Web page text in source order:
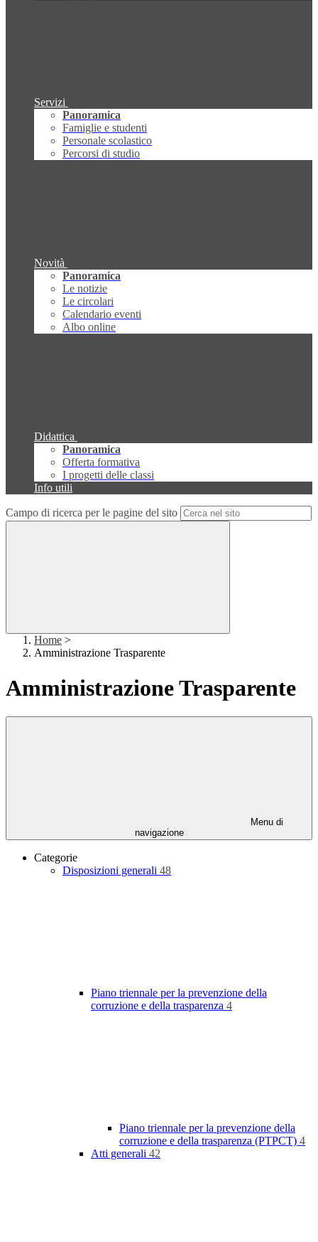
Servizi
Panoramica
Famiglie e studenti
Personale scolastico
Percorsi di studio
Novità
Panoramica
Le notizie
Le circolari
Calendario eventi
Albo online
Didattica
Panoramica
Offerta formativa
I progetti delle classi
Info utili
Campo di ricerca per le pagine del sito
Home >
Amministrazione Trasparente
Amministrazione Trasparente
Menu di
navigazione
Categorie
Disposizioni generali 48
Piano triennale per la prevenzione della
corruzione e della trasparenza 4
Piano triennale per la prevenzione della
corruzione e della trasparenza (PTPCT) 4
Atti generali 42